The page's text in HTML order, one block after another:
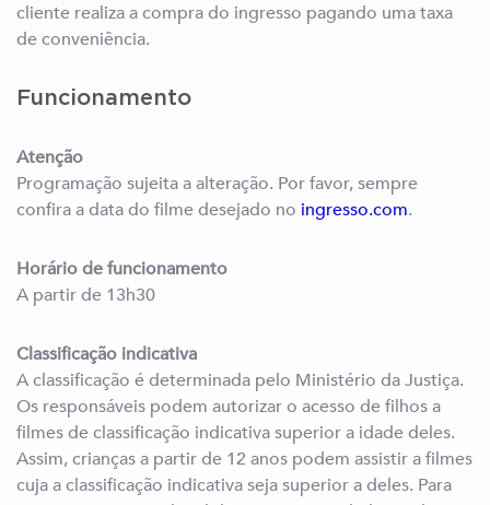
cliente realiza a compra do ingresso pagando uma taxa
de conveniência.
Funcionamento
Atenção
Programação sujeita a alteração. Por favor, sempre
confira a data do filme desejado no ingresso.com.
Horário de funcionamento
A partir de 13h30
Classificação indicativa
A classificação é determinada pelo Ministério da Justiça.
Os responsáveis podem autorizar o acesso de filhos a
filmes de classificação indicativa superior a idade deles.
Assim, crianças a partir de 12 anos podem assistir a filmes
cuja a classificação indicativa seja superior a deles. Para